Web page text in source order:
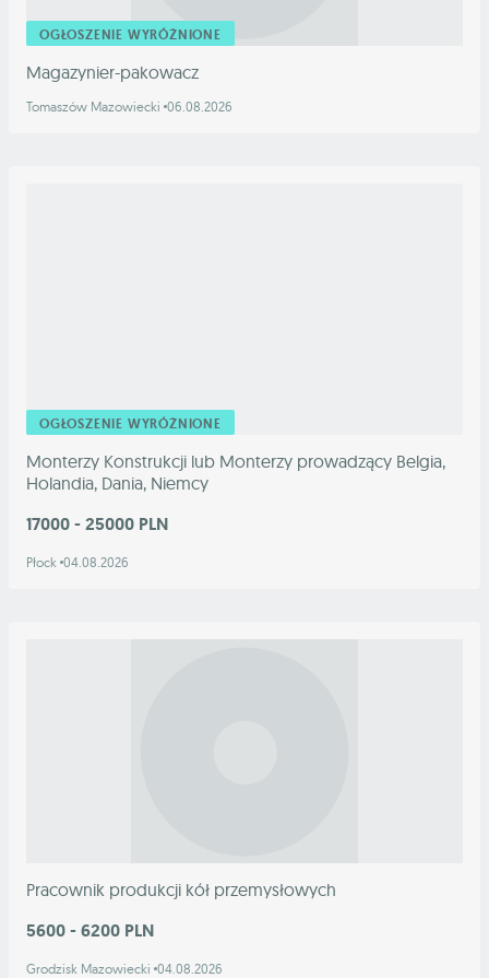
OGŁOSZENIE WYRÓŻNIONE
Magazynier-pakowacz
Tomaszów Mazowiecki 06.08.2026
OGŁOSZENIE WYRÓŻNIONE
Monterzy Konstrukcji lub Monterzy prowadzący Belgia,
Holandia, Dania, Niemcy
17000 - 25000 PLN
Płock 04.08.2026
Pracownik produkcji kół przemysłowych
5600 - 6200 PLN
Grodzisk Mazowiecki 04.08.2026